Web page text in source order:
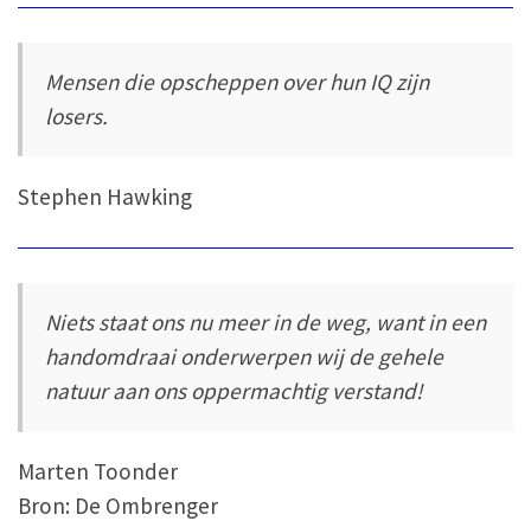
Mensen die opscheppen over hun IQ zijn
losers.
Stephen Hawking
Niets staat ons nu meer in de weg, want in een
handomdraai onderwerpen wij de gehele
natuur aan ons oppermachtig verstand!
Marten Toonder
Bron: De Ombrenger